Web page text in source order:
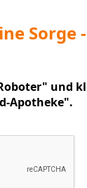
Sorge
und
Apotheke".